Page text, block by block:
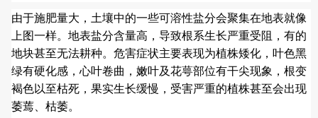
由于施肥量大，土壤中的一些可溶性盐分会聚集在地表就像
上图一样。地表盐分含量高，导致根系生长严重受阻，有的
地块甚至无法耕种。危害症状主要表现为植株矮化，叶色黑
绿有硬化感，心叶卷曲，嫩叶及花萼部位有干尖现象，根变
褐色以至枯死，果实生长缓慢，受害严重的植株甚至会出现
萎蔫、枯萎。